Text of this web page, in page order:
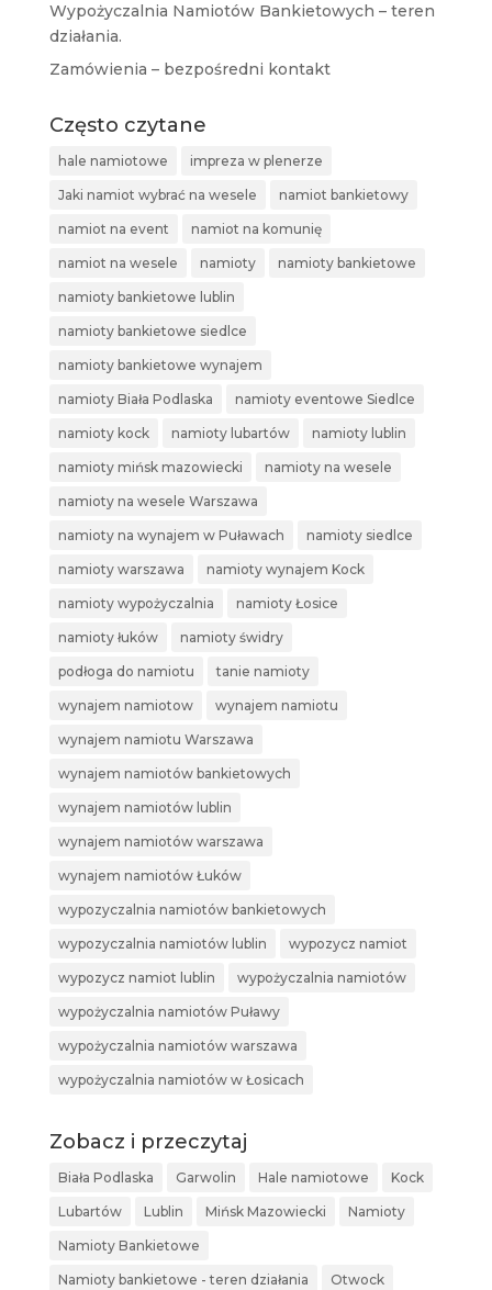
Wypożyczalnia Namiotów Bankietowych – teren
działania.
Zamówienia – bezpośredni kontakt
Często czytane
hale namiotowe impreza w plenerze
Jaki namiot wybrać na wesele namiot bankietowy
namiot na event namiot na komunię
namiot na wesele namioty namioty bankietowe
namioty bankietowe lublin
namioty bankietowe siedlce
namioty bankietowe wynajem
namioty Biała Podlaska namioty eventowe Siedlce
namioty kock namioty lubartów namioty lublin
namioty mińsk mazowiecki namioty na wesele
namioty na wesele Warszawa
namioty na wynajem w Puławach namioty siedlce
namioty warszawa namioty wynajem Kock
namioty wypożyczalnia namioty Łosice
namioty łuków namioty świdry
podłoga do namiotu tanie namioty
wynajem namiotow wynajem namiotu
wynajem namiotu Warszawa
wynajem namiotów bankietowych
wynajem namiotów lublin
wynajem namiotów warszawa
wynajem namiotów Łuków
wypozyczalnia namiotów bankietowych
wypozyczalnia namiotów lublin wypozycz namiot
wypozycz namiot lublin wypożyczalnia namiotów
wypożyczalnia namiotów Puławy
wypożyczalnia namiotów warszawa
wypożyczalnia namiotów w Łosicach
Zobacz i przeczytaj
Biała Podlaska Garwolin Hale namiotowe Kock
Lubartów Lublin Mińsk Mazowiecki Namioty
Namioty Bankietowe
Namioty bankietowe - teren działania Otwock